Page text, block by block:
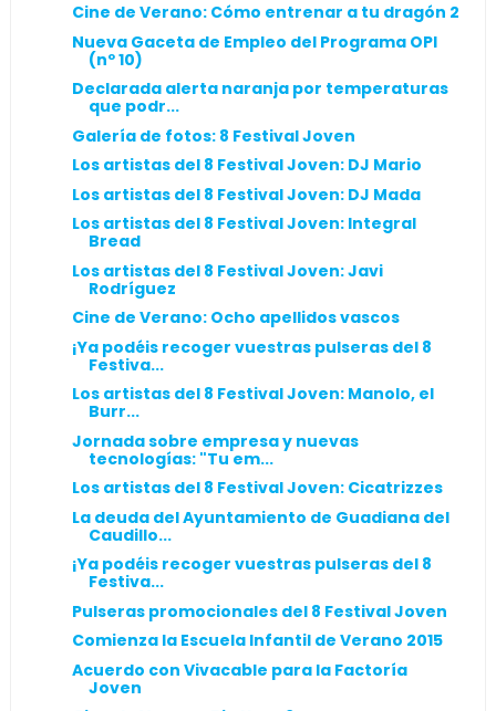
Cine de Verano: Cómo entrenar a tu dragón 2
Nueva Gaceta de Empleo del Programa OPI
(nº 10)
Declarada alerta naranja por temperaturas
que podr...
Galería de fotos: 8 Festival Joven
Los artistas del 8 Festival Joven: DJ Mario
Los artistas del 8 Festival Joven: DJ Mada
Los artistas del 8 Festival Joven: Integral
Bread
Los artistas del 8 Festival Joven: Javi
Rodríguez
Cine de Verano: Ocho apellidos vascos
¡Ya podéis recoger vuestras pulseras del 8
Festiva...
Los artistas del 8 Festival Joven: Manolo, el
Burr...
Jornada sobre empresa y nuevas
tecnologías: "Tu em...
Los artistas del 8 Festival Joven: Cicatrizzes
La deuda del Ayuntamiento de Guadiana del
Caudillo...
¡Ya podéis recoger vuestras pulseras del 8
Festiva...
Pulseras promocionales del 8 Festival Joven
Comienza la Escuela Infantil de Verano 2015
Acuerdo con Vivacable para la Factoría
Joven